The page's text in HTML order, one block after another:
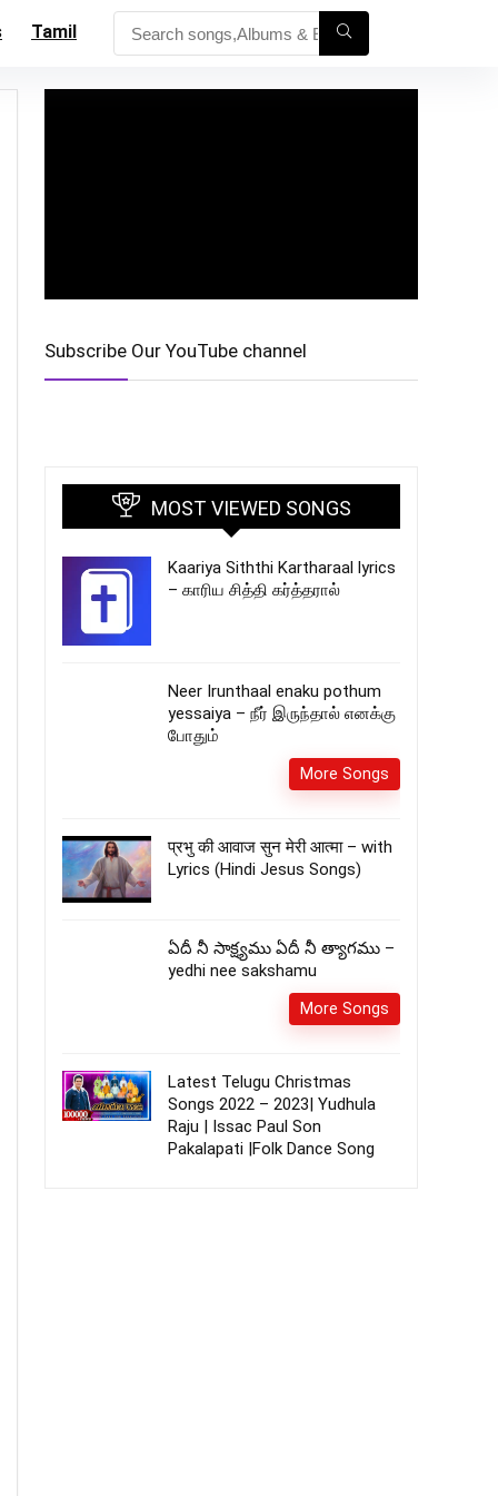
Tamil
Subscribe Our YouTube channel
MOST VIEWED SONGS
Kaariya Siththi Kartharaal lyrics
– காரிய சித்தி கர்த்தரால்
Neer Irunthaal enaku pothum
yessaiya – நீர் இருந்தால் எனக்கு
போதும்
More Songs
प्रभु की आवाज सुन मेरी आत्मा – with
Lyrics (Hindi Jesus Songs)
ఏదీ నీ సాక్ష్యము ఏదీ నీ త్యాగము –
yedhi nee sakshamu
More Songs
Latest Telugu Christmas
Songs 2022 – 2023| Yudhula
Raju | Issac Paul Son
Pakalapati |Folk Dance Song